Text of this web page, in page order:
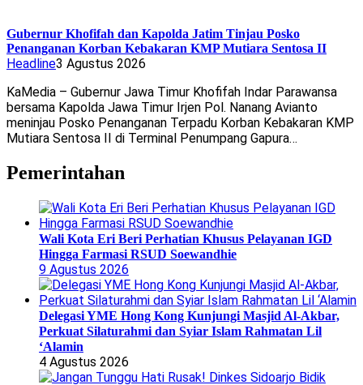
Gubernur Khofifah dan Kapolda Jatim Tinjau Posko
Penanganan Korban Kebakaran KMP Mutiara Sentosa II
Headline3 Agustus 2026
KaMedia – Gubernur Jawa Timur Khofifah Indar Parawansa
bersama Kapolda Jawa Timur Irjen Pol. Nanang Avianto
meninjau Posko Penanganan Terpadu Korban Kebakaran KMP
Mutiara Sentosa II di Terminal Penumpang Gapura…
Pemerintahan
Wali Kota Eri Beri Perhatian Khusus Pelayanan IGD
Hingga Farmasi RSUD Soewandhie
9 Agustus 2026
Delegasi YME Hong Kong Kunjungi Masjid Al-Akbar,
Perkuat Silaturahmi dan Syiar Islam Rahmatan Lil
‘Alamin
4 Agustus 2026